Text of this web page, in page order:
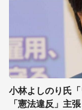
小林よしのり氏
「憲法違反」主張